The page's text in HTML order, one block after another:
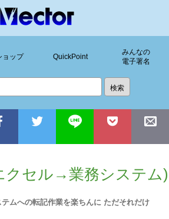
ョップ QuickPoint
みんなの
電子署名
クセル→業務システム)
ムへの転記作業を楽ちんに ただそれだけ